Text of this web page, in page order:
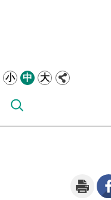
小 中 大